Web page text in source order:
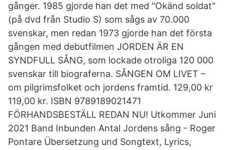
gånger. 1985 gjorde han det med "Okänd soldat"
(på dvd från Studio S) som sågs av 70.000
svenskar, men redan 1973 gjorde han det första
gången med debutfilmen JORDEN ÄR EN
SYNDFULL SÅNG, som lockade otroliga 120 000
svenskar till biograferna. SÅNGEN OM LIVET –
om pilgrimsfolket och jordens framtid. 129,00 kr
119,00 kr. ISBN 9789189021471
FÖRHANDSBESTÄLL REDAN NU! Utkommer Juni
2021 Band Inbunden Antal Jordens sång - Roger
Pontare Übersetzung und Songtext, Lyrics,